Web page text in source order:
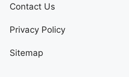
Contact Us
Privacy Policy
Sitemap